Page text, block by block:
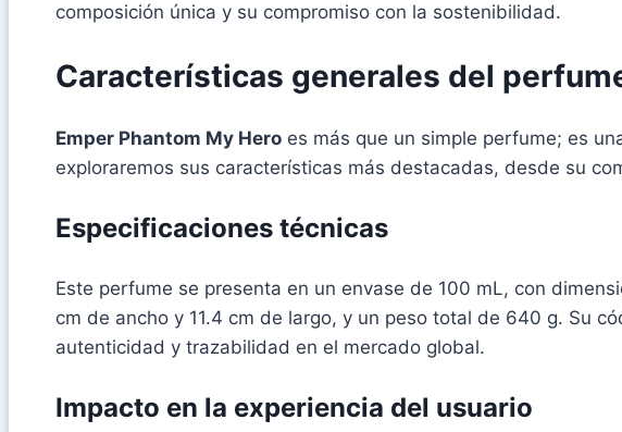
composición única y su compromiso con la sostenibilidad.
Características generales del
Emper Phantom My Hero es más que un simple perfume; es
exploraremos sus características más destacadas, desde su
Especificaciones técnicas
Este perfume se presenta en un envase de 100 mL, con
cm de ancho y 11.4 cm de largo, y un peso total de 640 g. Su
autenticidad y trazabilidad en el mercado global.
Impacto en la experiencia del usuario